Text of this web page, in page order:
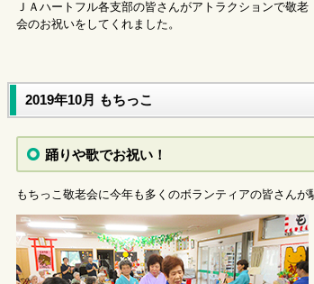
ＪＡハートフル各支部の皆さんがアトラクションで敬老
会のお祝いをしてくれました。
2019年10月 もちっこ
踊りや歌でお祝い！
もちっこ敬老会に今年も多くのボランティアの皆さん